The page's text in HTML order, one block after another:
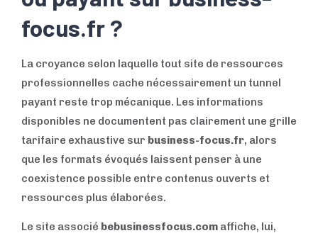
focus.fr ?
La croyance selon laquelle tout site de ressources
professionnelles cache nécessairement un tunnel
payant reste trop mécanique. Les informations
disponibles ne documentent pas clairement une grille
tarifaire exhaustive sur business-focus.fr, alors
que les formats évoqués laissent penser à une
coexistence possible entre contenus ouverts et
ressources plus élaborées.
Le site associé bebusinessfocus.com affiche, lui,